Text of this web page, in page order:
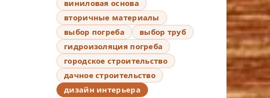
виниловая основа
вторичные материалы
выбор погреба
выбор труб
гидроизоляция погреба
городское строительство
дачное строительство
дизайн интерьера